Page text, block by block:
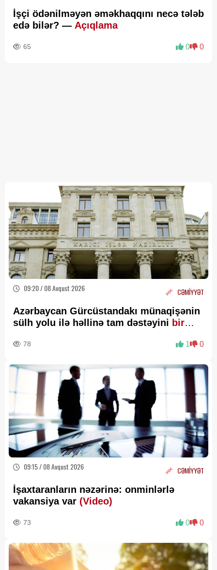
İşçi ödənilməyən əməkhaqqını necə tələb
edə bilər? — Açıqlama
65 0 0
09:20 / 08 Avqust 2026 CƏMİYYƏT
Azərbaycan Gürcüstandakı münaqişənin
sülh yolu ilə həllinə tam dəstəyini bir
78 1 0
09:15 / 08 Avqust 2026 CƏMİYYƏT
İşaxtaranların nəzərinə: onminlərlə
vakansiya var (Video)
73 0 0